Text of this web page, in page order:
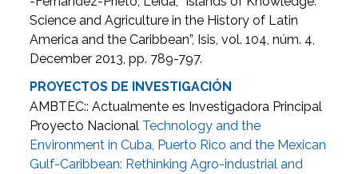
Science and Agriculture in the History of Latin
America and the Caribbean”, Isis, vol. 104, núm. 4,
December 2013, pp. 789-797.
PROYECTOS DE INVESTIGACIÓN
AMBTEC:: Actualmente es Investigadora Principal
Proyecto Nacional Technology and the
Environment in Cuba, Puerto Rico and the Mexican
Gulf-Caribbean: Rethinking Agro-industrial and